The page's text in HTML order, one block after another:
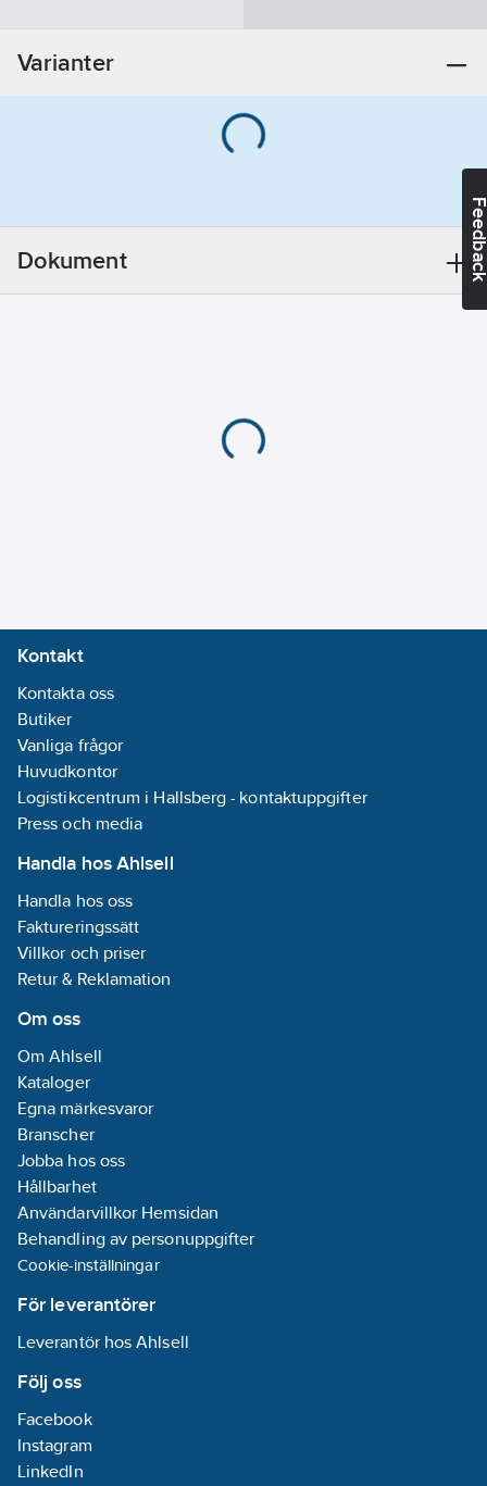
G1/2 samt
kandidatämnen:
Datum:2021-11-
Varianter
Dokument
Kontakt
Kontakta oss
Butiker
Vanliga frågor
Huvudkontor
Logistikcentrum i Hallsberg - kontaktuppgifter
Press och media
Handla hos Ahlsell
Handla hos oss
Faktureringssätt
Villkor och priser
Retur & Reklamation
Om oss
Om Ahlsell
Kataloger
Egna märkesvaror
Branscher
Jobba hos oss
Hållbarhet
Användarvillkor Hemsidan
Behandling av personuppgifter
Cookie-inställningar
För leverantörer
Leverantör hos Ahlsell
Följ oss
Facebook
Instagram
LinkedIn